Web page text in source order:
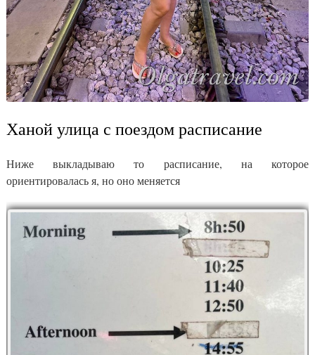
Ханой улица с поездом расписание
Ниже выкладываю то расписание, на которое
ориентировалась я, но оно меняется